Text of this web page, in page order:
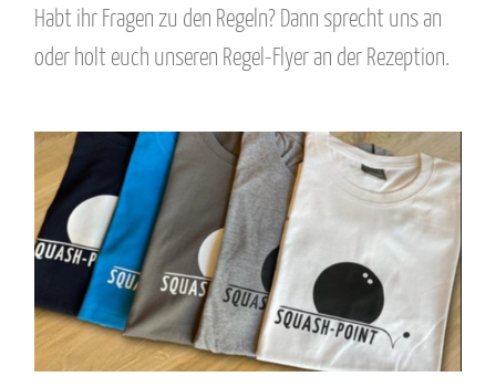
Habt ihr Fragen zu den Regeln? Dann sprecht uns an
oder holt euch unseren Regel-Flyer an der Rezeption.